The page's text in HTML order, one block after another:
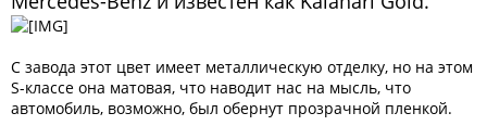
С завода этот цвет имеет металлическую отделку, но на этом
S-классе она матовая, что наводит нас на мысль, что
автомобиль, возможно, был обернут прозрачной пленкой.